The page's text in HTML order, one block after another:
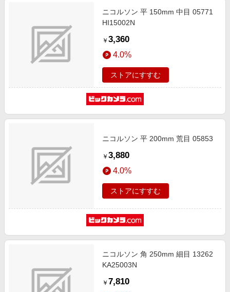
ニコルソン 平 150mm 中目 05771
HI15002N
￥ 3,360
4.0%
ストアにすすむ
ニコルソン 平 200mm 荒目 05853
￥ 3,880
4.0%
ストアにすすむ
ニコルソン 角 250mm 細目 13262
KA25003N
￥ 7,810